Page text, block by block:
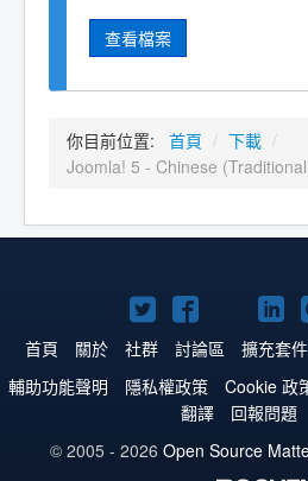
查看檔案
你目前位置: 首頁 / 下載 /
Joomla! 5 - Chinese
Twitter
上
的
Joomla!
Facebook
上
的
Joomla!
上
的
Joomla!
上
的
首頁 關於 社群 討論區 擴充套件
輔助功能聲明
隱私權政策 Cookie 政
翻譯
回報問題
© 2005 - 2026 Open Source